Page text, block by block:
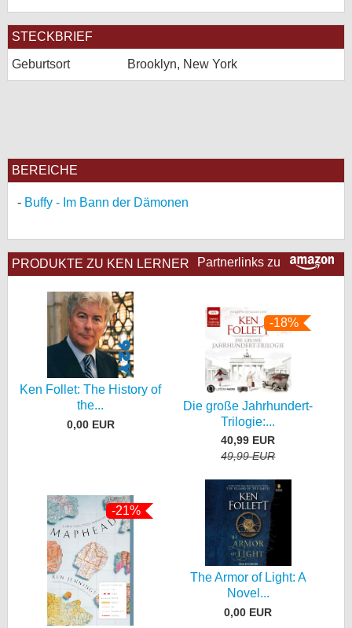
STECKBRIEF
Geburtsort Brooklyn, New York
BEREICHE
Buffy - Im Bann der Dämonen
Partnerlinks zu
PRODUKTE ZU KEN LERNER
Ken Follet: The History of
the...
0,00 EUR
-18%
Die große Jahrhundert-
Trilogie:...
40,99 EUR
49,99 EUR
-21%
The Armor of Light: A
Novel...
0,00 EUR
Impressum